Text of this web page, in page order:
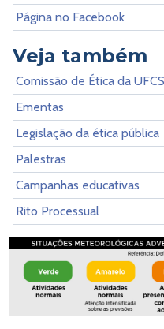
Página no Facebook
Veja também
Comissão de Ética da
Ementas
Legislação da ética pública
Palestras
Campanhas educativas
Rito Processual